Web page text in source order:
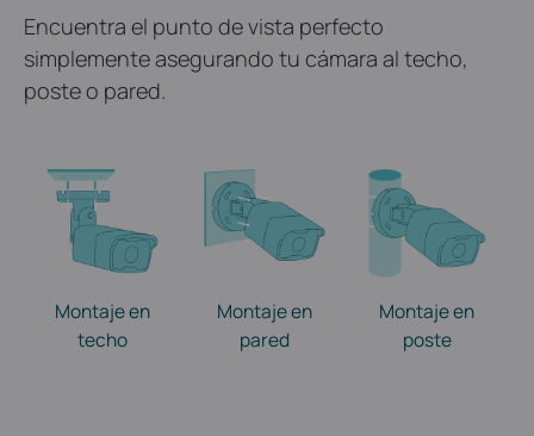
Encuentra el punto de vista perfecto
simplemente asegurando tu cámara al techo,
poste o pared.
Montaje en
techo
Montaje en
pared
Montaje en
poste